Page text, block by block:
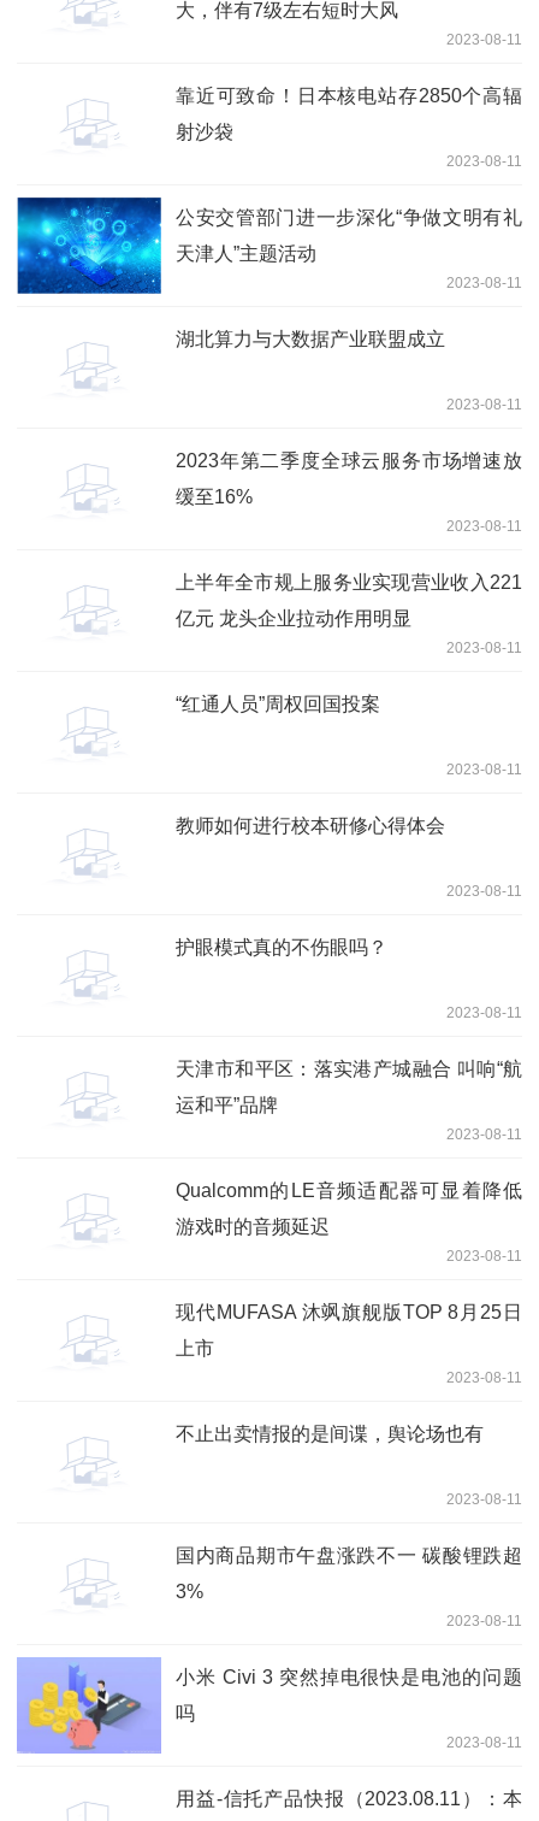
大，伴有7级左右短时大风
2023-08-11
靠近可致命！日本核电站存2850个高辐
射沙袋
2023-08-11
公安交管部门进一步深化“争做文明有礼
天津人”主题活动
2023-08-11
湖北算力与大数据产业联盟成立
2023-08-11
2023年第二季度全球云服务市场增速放
缓至16%
2023-08-11
上半年全市规上服务业实现营业收入221
亿元 龙头企业拉动作用明显
2023-08-11
“红通人员”周权回国投案
2023-08-11
教师如何进行校本研修心得体会
2023-08-11
护眼模式真的不伤眼吗？
2023-08-11
天津市和平区：落实港产城融合 叫响“航
运和平”品牌
2023-08-11
Qualcomm的LE音频适配器可显着降低
游戏时的音频延迟
2023-08-11
现代MUFASA 沐飒旗舰版TOP 8月25日
上市
2023-08-11
不止出卖情报的是间谍，舆论场也有
2023-08-11
国内商品期市午盘涨跌不一 碳酸锂跌超
3%
2023-08-11
小米 Civi 3 突然掉电很快是电池的问题
吗
2023-08-11
用益-信托产品快报（2023.08.11）：本